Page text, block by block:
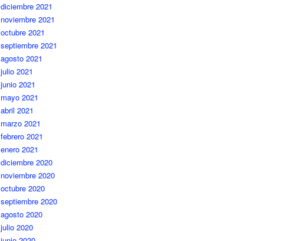
diciembre 2021
noviembre 2021
octubre 2021
septiembre 2021
agosto 2021
julio 2021
junio 2021
mayo 2021
abril 2021
marzo 2021
febrero 2021
enero 2021
diciembre 2020
noviembre 2020
octubre 2020
septiembre 2020
agosto 2020
julio 2020